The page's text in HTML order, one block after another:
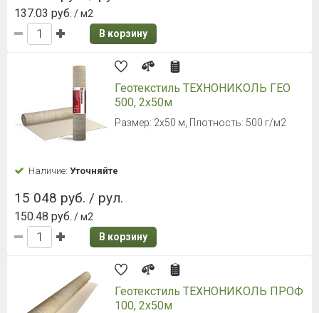
137.03 руб. / м2
В корзину
Геотекстиль ТЕХНОНИКОЛЬ ГЕО
500, 2х50м
Размер: 2х50 м, Плотность: 500 г/м2
Наличие: Уточняйте
15 048 руб. / рул.
150.48 руб. / м2
В корзину
Геотекстиль ТЕХНОНИКОЛЬ ПРОФ
100, 2х50м